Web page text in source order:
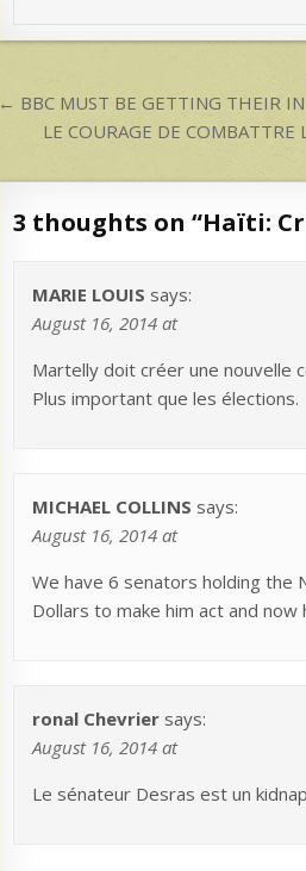
p
Post
navigation
← BBC MUST BE GETTING THEIR
LE COURAGE DE COMBATTRE
3 thoughts on “Haïti:
MARIE LOUIS says:
August 16, 2014 at
Martelly doit créer une nouvelle
Plus important que les élections.
MICHAEL COLLINS says:
August 16, 2014 at
We have 6 senators holding the
Dollars to make him act and now
ronal Chevrier says:
August 16, 2014 at
Le sénateur Desras est un